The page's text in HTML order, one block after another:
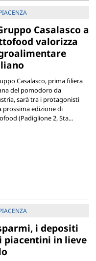
Casalasco a
valorizza
Casalasco, prima filiera
del pomodoro da
sarà tra i protagonisti
prossima edizione di
(Padiglione 2, Sta...
i depositi
piacentini in lieve